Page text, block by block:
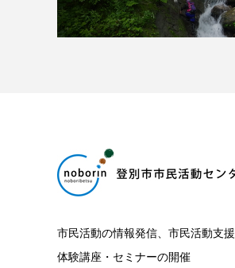
市民活動の情報発信、市民活動支援
体験講座・セミナーの開催